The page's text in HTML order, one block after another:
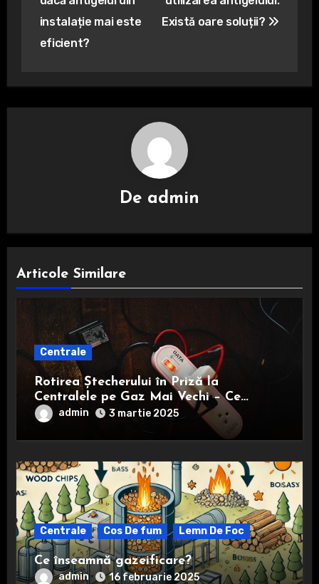
articole
instalație mai este
eficient?
Există oare soluții?
De admin
Articole Similare
Centrale
Rotirea Ștecherului în Priză la
Centralele pe Gaz Mai Vechi – Ce
Trebuie să Știi
admin 3 martie 2025
Centrale Cos De fum Lemn De Foc
Ce înseamnă gazeificare?
admin 16 februarie 2025